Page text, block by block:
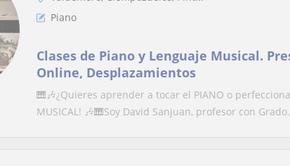
Piano
Clases de Piano y Lenguaje Musical.
Online, Desplazamientos
🎹🎶¿Quieres aprender a tocar el PIANO o perfeccionar
MUSICAL! 🎶🎹Soy David Sanjuan, profesor con